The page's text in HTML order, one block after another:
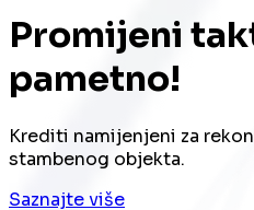
Promijeni
pametno!
Krediti namijenjeni za
stambenog objekta.
Saznajte više